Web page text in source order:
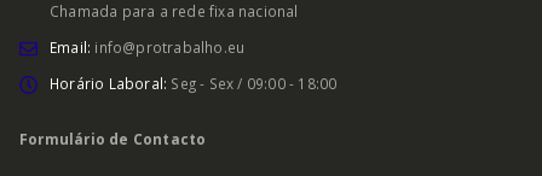
Chamada para a rede fixa nacional
Email: info@protrabalho.eu
Horário Laboral: Seg - Sex / 09:00 - 18:00
Formulário de Contacto